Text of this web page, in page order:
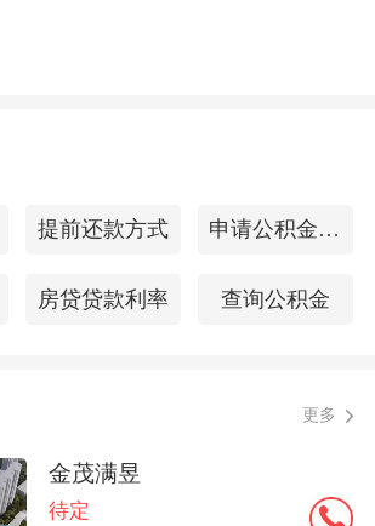
关于央企责任与民生安居的
”：高付出背后的民生账本
并非一张白纸作画，而是历
展的“棋眼”，杨镇虽定位
土地崛起为现代化社区，难
提前还款方式 申请公积金贷款
房贷贷款利率 查询公积金
更多
金茂满昱
待定